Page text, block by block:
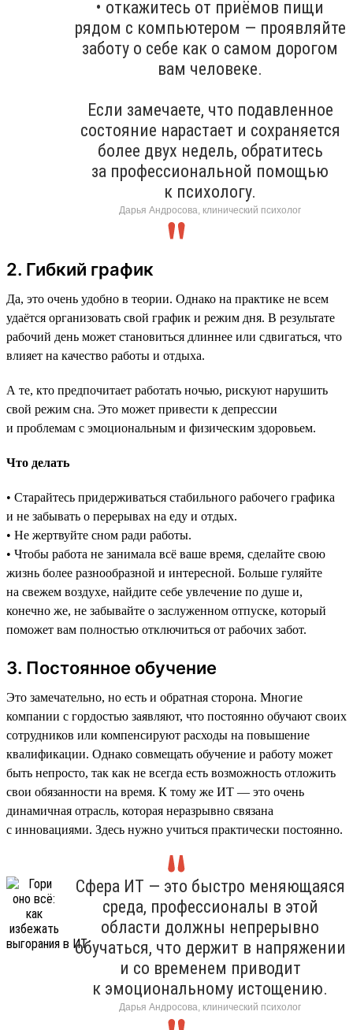
• откажитесь от приёмов пищи
рядом с компьютером — проявляйте
заботу о себе как о самом дорогом
вам человеке.
Если замечаете, что подавленное
состояние нарастает и сохраняется
более двух недель, обратитесь
за профессиональной помощью
к психологу.
Дарья Андросова, клинический психолог
2. Гибкий график
Да, это очень удобно в теории. Однако на практике не всем
удаётся организовать свой график и режим дня. В результате
рабочий день может становиться длиннее или сдвигаться, что
влияет на качество работы и отдыха.
А те, кто предпочитает работать ночью, рискуют нарушить
свой режим сна. Это может привести к депрессии
и проблемам с эмоциональным и физическим здоровьем.
Что делать
• Старайтесь придерживаться стабильного рабочего графика
и не забывать о перерывах на еду и отдых.
• Не жертвуйте сном ради работы.
• Чтобы работа не занимала всё ваше время, сделайте свою
жизнь более разнообразной и интересной. Больше гуляйте
на свежем воздухе, найдите себе увлечение по душе и,
конечно же, не забывайте о заслуженном отпуске, который
поможет вам полностью отключиться от рабочих забот.
3. Постоянное обучение
Это замечательно, но есть и обратная сторона. Многие
компании с гордостью заявляют, что постоянно обучают своих
сотрудников или компенсируют расходы на повышение
квалификации. Однако совмещать обучение и работу может
быть непросто, так как не всегда есть возможность отложить
свои обязанности на время. К тому же ИТ — это очень
динамичная отрасль, которая неразрывно связана
с инновациями. Здесь нужно учиться практически постоянно.
Сфера ИТ — это быстро меняющаяся
среда, профессионалы в этой
области должны непрерывно
обучаться, что держит в напряжении
и со временем приводит
к эмоциональному истощению.
Дарья Андросова, клинический психолог